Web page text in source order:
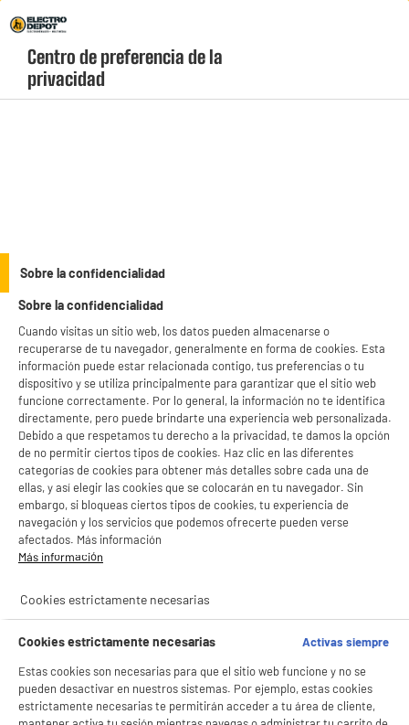
Menú
geolocation-header-icon-text
account
Centro de preferencia de la
privacidad
Sobre la confidencialidad
Sobre la confidencialidad
Cuando visitas un sitio web, los datos pueden almacenarse o
recuperarse de tu navegador, generalmente en forma de cookies. Esta
información puede estar relacionada contigo, tus preferencias o tu
dispositivo y se utiliza principalmente para garantizar que el sitio web
funcione correctamente. Por lo general, la información no te identifica
directamente, pero puede brindarte una experiencia web personalizada.
Debido a que respetamos tu derecho a la privacidad, te damos la opción
de no permitir ciertos tipos de cookies. Haz clic en las diferentes
categorías de cookies para obtener más detalles sobre cada una de
ellas, y así elegir las cookies que se colocarán en tu navegador. Sin
embargo, si bloqueas ciertos tipos de cookies, tu experiencia de
navegación y los servicios que podemos ofrecerte pueden verse
afectados. Más información
Más información
Cookies estrictamente necesarias
Cookies estrictamente necesarias
Activas siempre
Estas cookies son necesarias para que el sitio web funcione y no se
pueden desactivar en nuestros sistemas. Por ejemplo, estas cookies
estrictamente necesarias te permitirán acceder a tu área de cliente,